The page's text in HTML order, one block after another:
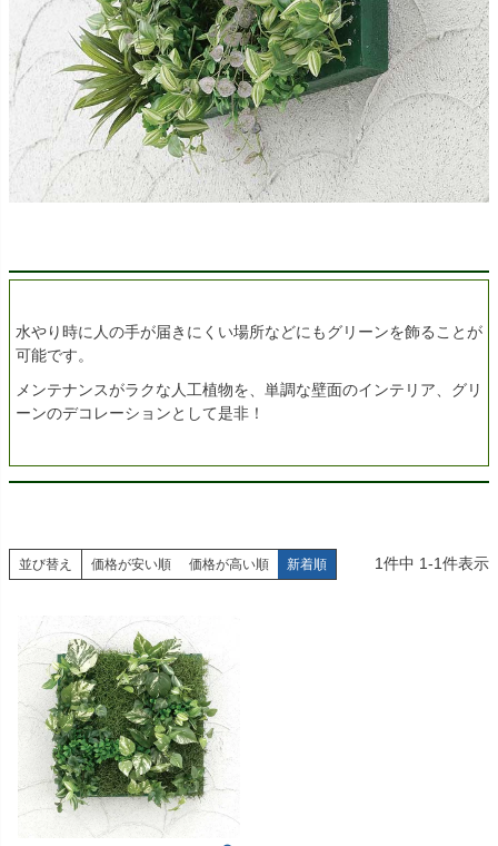
水やり時に人の手が届きにくい場所などにもグリーンを飾ることが
可能です。
メンテナンスがラクな人工植物を、単調な壁面のインテリア、グリ
ーンのデコレーションとして是非！
並び替え 価格が安い順 価格が高い順 新着順 1件中 1-1件表示